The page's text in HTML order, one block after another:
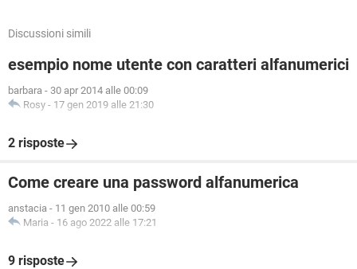
Discussioni simili
esempio nome utente con caratteri alfanumerici
barbara - 30 apr 2014 alle 00:09
Rosy - 17 gen 2019 alle 21:30
2 risposte
Come creare una password alfanumerica
anstacia - 11 gen 2010 alle 00:59
Maria - 16 ago 2022 alle 17:21
9 risposte